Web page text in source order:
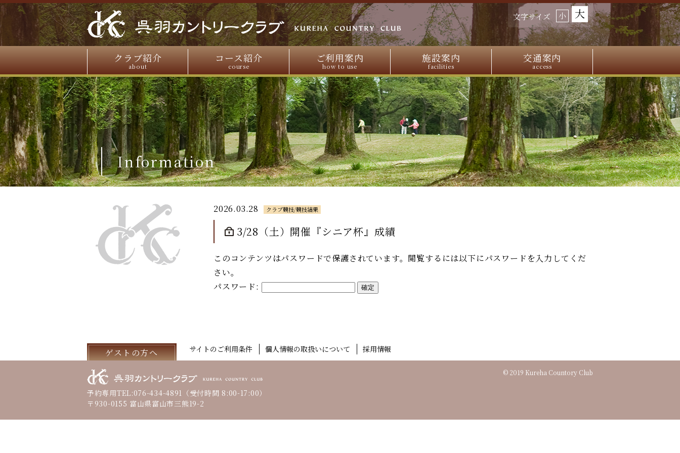
文字サイズ 小 大
Information
クラブ紹介
about
コース紹介
course
ご利用案内
how to use
施設案内
facilities
交通案内
access
2026.03.28 クラブ競技/競技結果
3/28（土）開催『シニア杯』成績
このコンテンツはパスワードで保護されています。閲覧するには以下にパスワードを入力してくだ
さい。
パスワード:
サイトのご利用条件 個人情報の取扱いについて 採用情報
ゲストの方へ
予約専用TEL:076-434-4891 （受付時間 8:00-17:00）
〒930-0155 富山県富山市三熊19-2
© 2019 Kureha Countory Club